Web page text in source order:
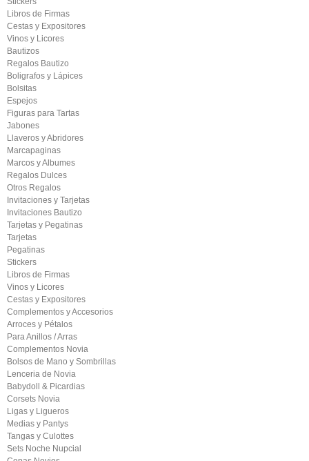
Libros de Firmas
Cestas y Expositores
Vinos y Licores
Bautizos
Regalos Bautizo
Boligrafos y Lápices
Bolsitas
Espejos
Figuras para Tartas
Jabones
Llaveros y Abridores
Marcapaginas
Marcos y Albumes
Regalos Dulces
Otros Regalos
Invitaciones y Tarjetas
Invitaciones Bautizo
Tarjetas y Pegatinas
Tarjetas
Pegatinas
Stickers
Libros de Firmas
Vinos y Licores
Cestas y Expositores
Complementos y Accesorios
Arroces y Pétalos
Para Anillos / Arras
Complementos Novia
Bolsos de Mano y Sombrillas
Lenceria de Novia
Babydoll & Picardias
Corsets Novia
Ligas y Ligueros
Medias y Pantys
Tangas y Culottes
Sets Noche Nupcial